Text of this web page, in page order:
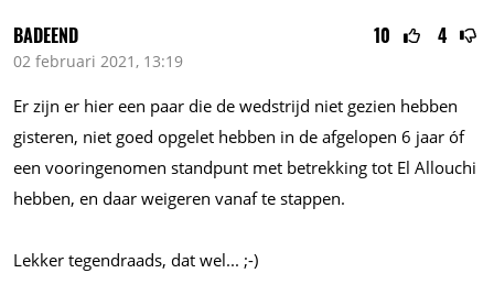
10 4
BADEEND
02 februari 2021, 13:19
Er zijn er hier een paar die de wedstrijd niet gezien hebben
gisteren, niet goed opgelet hebben in de afgelopen 6 jaar óf
een vooringenomen standpunt met betrekking tot El Allouchi
hebben, en daar weigeren vanaf te stappen.
Lekker tegendraads, dat wel... ;-)